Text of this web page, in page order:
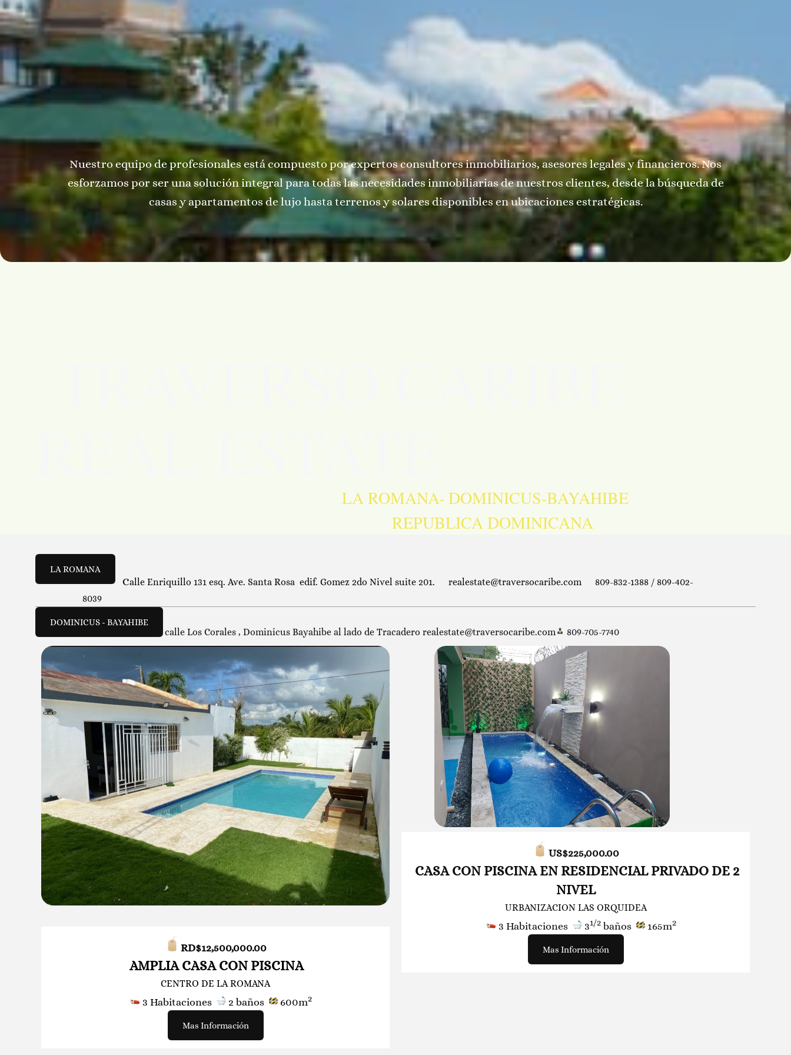
Nuestro equipo de profesionales está compuesto por expertos consultores inmobiliarios, asesores legales y financieros. Nos
esforzamos por ser una solución integral para todas las necesidades inmobiliarias de nuestros clientes, desde la búsqueda de
casas y apartamentos de lujo hasta terrenos y solares disponibles en ubicaciones estratégicas.
LA ROMANA- DOMINICUS-BAYAHIBE
REPUBLICA DOMINICANA
LA ROMANA
Calle Enriquillo 131 esq. Ave. Santa Rosa edif. Gomez 2do Nivel suite 201. realestate@traversocaribe.com
809-832-1388 / 809-402-
8039
DOMINICUS - BAYAHIBE
calle Los Corales , Dominicus Bayahibe al lado de Tracadero realestate@traversocaribe.com 809-705-7740
RD$12,500,000.00
AMPLIA CASA CON PISCINA
CENTRO DE LA ROMANA
3 Habitaciones 2 baños 600m2
Mas Información
US$225,000.00
CASA CON PISCINA EN RESIDENCIAL PRIVADO DE 2
NIVEL
URBANIZACION LAS ORQUIDEA
3 Habitaciones 31/2 baños 165m2
Mas Información